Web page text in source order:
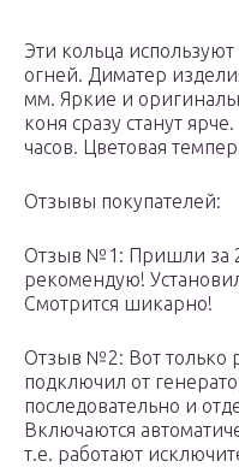
Эти кольца
огней. Диматер
мм. Яркие и
коня сразу станут
часов. Цветовая
Отзывы покупателей:
Отзыв №1: Пришли за
рекомендую!
Смотрится шикарно!
Отзыв №2: Вот только
подключил от
последовательно и
Включаются
т.е. работают